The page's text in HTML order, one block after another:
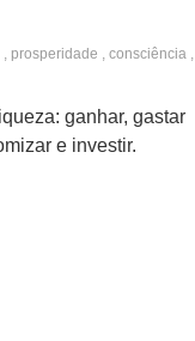
, prosperidade , consciência,
ganhar, gastar
e investir.